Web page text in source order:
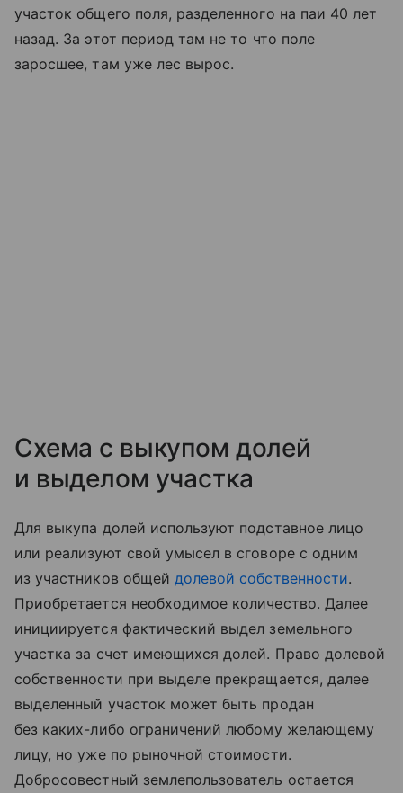
участок общего поля, разделенного на паи 40 лет
назад. За этот период там не то что поле
заросшее, там уже лес вырос.
Схема с выкупом долей
и выделом участка
Для выкупа долей используют подставное лицо
или реализуют свой умысел в сговоре с одним
из участников общей долевой собственности.
Приобретается необходимое количество. Далее
инициируется фактический выдел земельного
участка за счет имеющихся долей. Право долевой
собственности при выделе прекращается, далее
выделенный участок может быть продан
без каких-либо ограничений любому желающему
лицу, но уже по рыночной стоимости.
Добросовестный землепользователь остается